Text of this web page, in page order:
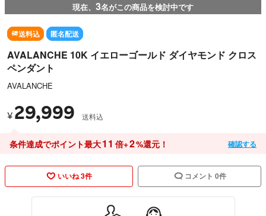
現在、 3名がこの商品を検討中です
送料込 匿名配送
AVALANCHE 10K イエローゴールド ダイヤモンド クロス
ペンダント
AVALANCHE
¥ 29,999 送料込
条件達成でポイント最大11 倍+2%還元！ 確認する
いいね 3件 コメント 0件